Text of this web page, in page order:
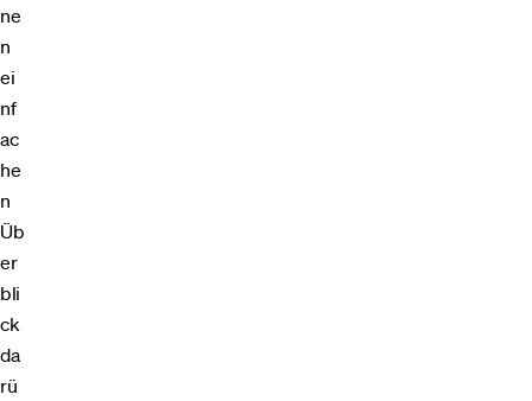
ne
n
ei
nf
ac
he
n
Üb
er
bli
ck
da
rü